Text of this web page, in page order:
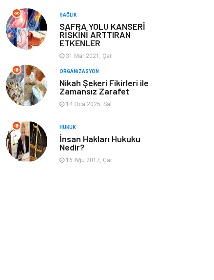
Astroloji Bebek Giyim
cep telefonu bilişim
ekonomik e-ticaret
genel sağlık reklam
Cam
Kına Gecesi
SAĞLIK
SAFRA YOLU KANSERİ
RİSKİNİ ARTTIRAN
ETKENLER
31 Mar 2021, Çar
ORGANIZASYON
Nikah Şekeri Fikirleri ile
Zamansız Zarafet
14 Oca 2025, Sal
HUKUK
İnsan Hakları Hukuku
Nedir?
16 Ağu 2017, Çar